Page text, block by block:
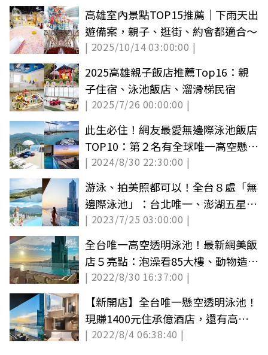
高雄室內景點TOP15推薦｜下雨天出
遊備案，親子、逛街、約會都適合～
| 2025/10/14 03:00:00 |
2025高雄親子飯店推薦Top16：親
子住宿、泳池飯店、溜滑梯民宿
| 2025/7/26 00:00:00 |
此生必住！網友最愛無邊際泳池飯店
TOP10：第２名有全球唯一高空懸挑
透明泳池(中獎公布)
| 2024/8/30 22:30:00 |
游泳、拍美照都可以！全台８處「無
邊際泳池」：台北唯一、澎湖五星級
酒店
| 2023/7/25 03:00:00 |
全台唯一高空透明泳池！最新網美飯
店５亮點：泡澡看85大樓、動物造型
米其林餐
| 2022/8/30 16:37:00 |
【新開店】全台唯一懸空透明泳池！
現賺1400元住承億酒店，還有高空
酒吧可拍
| 2022/8/4 06:38:40 |